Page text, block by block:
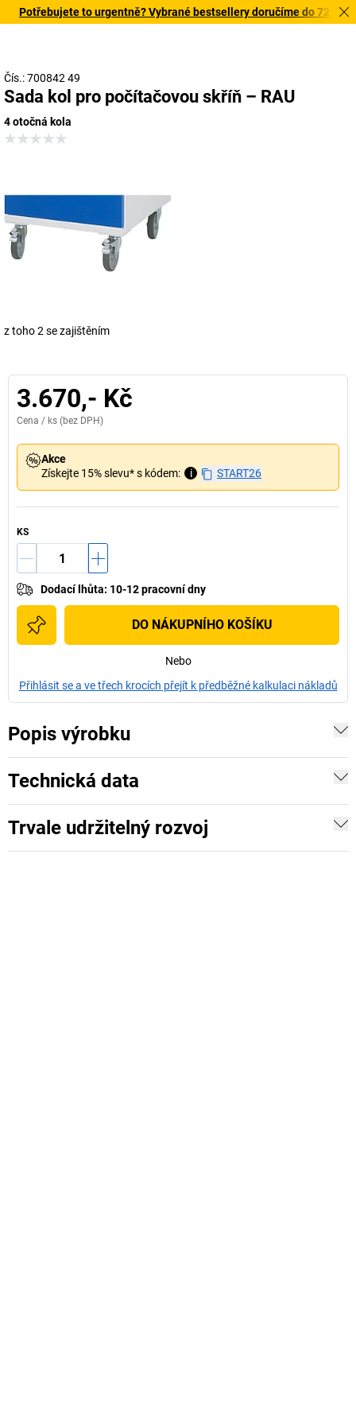
Potřebujete to urgentně? Vybrané bestsellery doručíme do 72
Čís.: 700842 49
Sada kol pro počítačovou skříň – RAU
4 otočná kola
z toho 2 se zajištěním
3.670,- Kč
Cena / ks (bez DPH)
Akce
Získejte 15% slevu* s kódem:
i START26
KS
Dodací lhůta: 10-12 pracovní dny
DO NÁKUPNÍHO KOŠÍKU
Nebo
Přihlásit se a ve třech krocích přejít k předběžné kalkulaci nákladů
Popis výrobku
Technická data
Trvale udržitelný rozvoj